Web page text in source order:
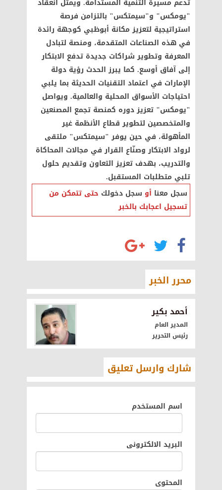
تدعم مسيرة التنمية المستدامة. ويمثل انعقاد
"يومكس" و"سيمتكس" بالتزامن فرصة
استراتيجية لتعزيز مكانة أبوظبي كوجهة رائدة
في هذه الصناعات المتقدمة، ومنصة لتبادل
المعرفة وتطوير شراكات جديدة تدفع الابتكار
إلى آفاق أوسع. كما يبرز الحدث رؤية دولة
الإمارات في اعتماد التقنيات الحديثة بما يلبي
احتياجات الأسواق المحلية والعالمية. ويواصل
"يومكس" تعزيز دوره كمنصة تجمع المصنعين
والمتخصصين لتطوير قطاع الأنظمة غير
المأهولة، في حين يوفر "سيمتكس" ملتقى
لرواد الابتكار وصنّاع القرار في مجالات المحاكاة
والتدريب، بهدف تعزيز التعاون وتقديم حلول
تلبي متطلبات المستقبل.
سجل معنا أو سجل دخولك حتى تتمكن من
تسجيل اعجابك بالخبر
محرر الخبر
أحمد بكير
المدير العام
رئيس التحرير
شارك وارسل تعليق
اسم المستخدم
البريد الالكترونى
المحتوى